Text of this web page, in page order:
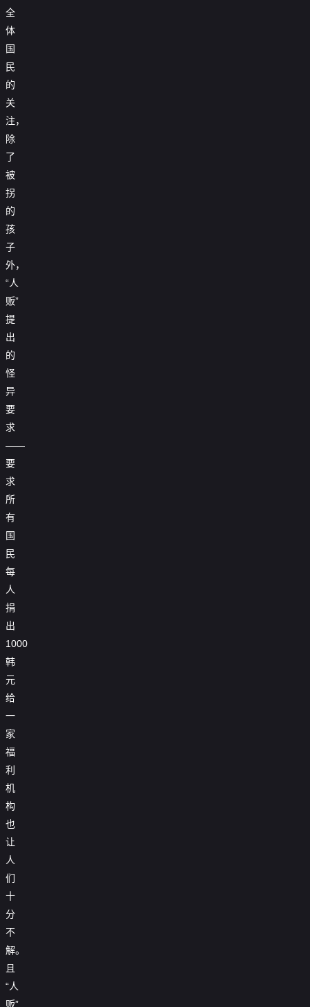
全
体
国
民
的
关
注，
除
了
被
拐
的
孩
子
外，
“人
贩”
提
出
的
怪
异
要
求
——
要
求
所
有
国
民
每
人
捐
出
1000
韩
元
给
一
家
福
利
机
构
也
让
人
们
十
分
不
解。
且
“人
贩”